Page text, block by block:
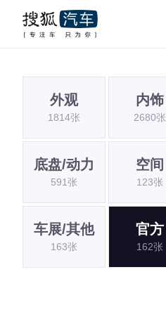
外观
1814张
内饰
2680张
底盘/动力
591张
空间
123张
车展/其他
163张
官方
162张